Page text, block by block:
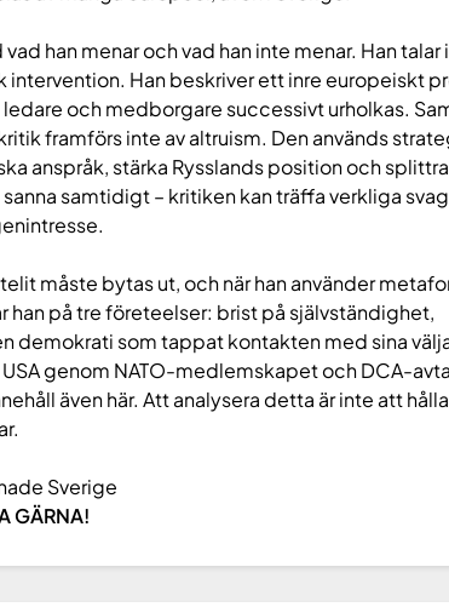
han menar och vad han inte menar. Han talar
intervention. Han beskriver ett inre europeiskt
och medborgare successivt urholkas.
framförs inte av altruism. Den används
anspråk, stärka Rysslands position och splittra
sanna samtidigt – kritiken kan träffa verkliga
måste bytas ut, och när han använder
han på tre företeelser: brist på självständighet,
demokrati som tappat kontakten med sina
genom NATO-medlemskapet och DCA-
även här. Att analysera detta är inte att
Sverige
GÄRNA!